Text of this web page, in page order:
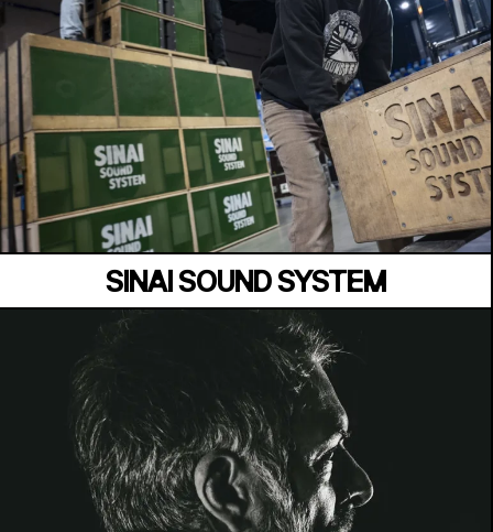
SINAI SOUND SYSTEM
VAUBAN
Dimanche 05 juillet
MANOIR DE KEROUAL